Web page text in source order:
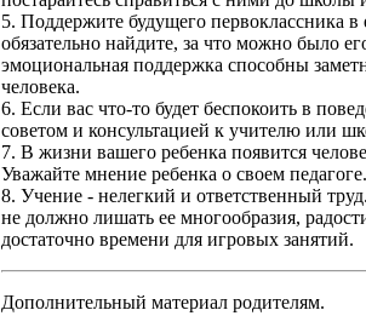
5. Поддержите будущего первоклассника
обязательно найдите, за что можно было
эмоциональная поддержка способны
человека.
6. Если вас что-то будет беспокоить в
советом и консультацией к учителю или
7. В жизни вашего ребенка появится
Уважайте мнение ребенка о своем педагоге.
8. Учение - нелегкий и ответственный
не должно лишать ее многообразия,
достаточно времени для игровых занятий.
Дополнительный материал родителям.